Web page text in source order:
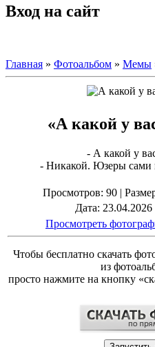
Вход на сайт
Главная » Фотоальбом » Мемы
«А какой у
- А какой у
- Никакой. Юзеры сами
Просмотров: 90 |
Дата: 23.04.2026
Просмотреть
Чтобы бесплатно скачать
из
просто нажмите на кнопку